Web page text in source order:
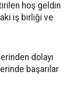
hoş geldin
iş birliği ve
dolayı
başarılar